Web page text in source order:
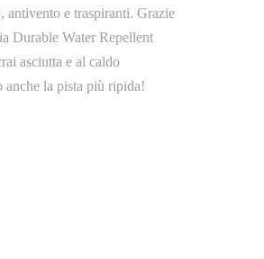
antivento e traspiranti. Grazie
Durable Water Repellent
asciutta e al caldo
anche la pista più ripida!